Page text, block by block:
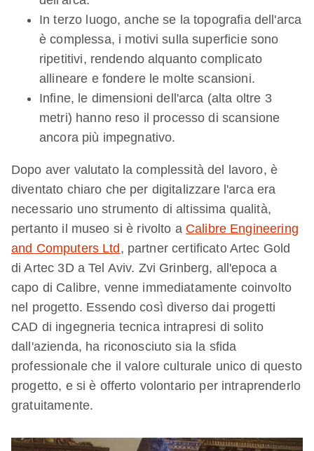
In terzo luogo, anche se la topografia dell'arca
è complessa, i motivi sulla superficie sono
ripetitivi, rendendo alquanto complicato
allineare e fondere le molte scansioni.
Infine, le dimensioni dell'arca (alta oltre 3
metri) hanno reso il processo di scansione
ancora più impegnativo.
Dopo aver valutato la complessità del lavoro, è
diventato chiaro che per digitalizzare l'arca era
necessario uno strumento di altissima qualità,
pertanto il museo si è rivolto a Calibre Engineering
and Computers Ltd , partner certificato Artec Gold
di Artec 3D a Tel Aviv. Zvi Grinberg, all'epoca a
capo di Calibre, venne immediatamente coinvolto
nel progetto. Essendo così diverso dai progetti
CAD di ingegneria tecnica intrapresi di solito
dall'azienda, ha riconosciuto sia la sfida
professionale che il valore culturale unico di questo
progetto, e si è offerto volontario per intraprenderlo
gratuitamente.